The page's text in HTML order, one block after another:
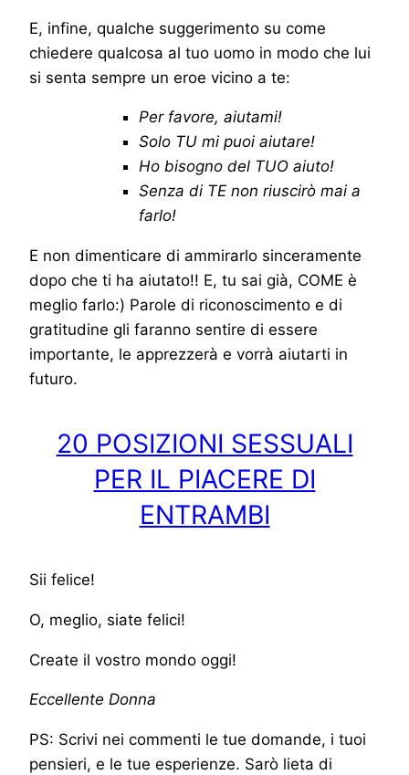
E, infine, qualche suggerimento su come
chiedere qualcosa al tuo uomo in modo che lui
si senta sempre un eroe vicino a te:
Per favore, aiutami!
Solo TU mi puoi aiutare!
Ho bisogno del TUO aiuto!
Senza di TE non riuscirò mai a
farlo!
E non dimenticare di ammirarlo sinceramente
dopo che ti ha aiutato!! E, tu sai già, COME è
meglio farlo:) Parole di riconoscimento e di
gratitudine gli faranno sentire di essere
importante, le apprezzerà e vorrà aiutarti in
futuro.
20 POSIZIONI SESSUALI
PER IL PIACERE DI
ENTRAMBI
Sii felice!
O, meglio, siate felici!
Create il vostro mondo oggi!
Eccellente Donna
PS: Scrivi nei commenti le tue domande, i tuoi
pensieri, e le tue esperienze. Sarò lieta di